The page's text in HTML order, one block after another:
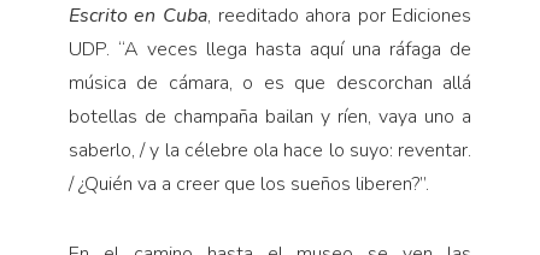
Escrito en Cuba, reeditado ahora por Ediciones
UDP. “A veces llega hasta aquí una ráfaga de
música de cámara, o es que descorchan allá
botellas de champaña bailan y ríen, vaya uno a
saberlo, / y la célebre ola hace lo suyo: reventar.
/ ¿Quién va a creer que los sueños liberen?”.